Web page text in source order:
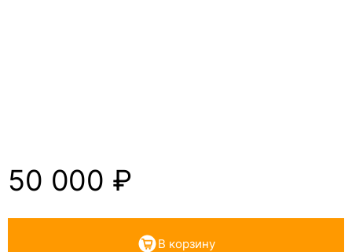
50 000 ₽
В корзину